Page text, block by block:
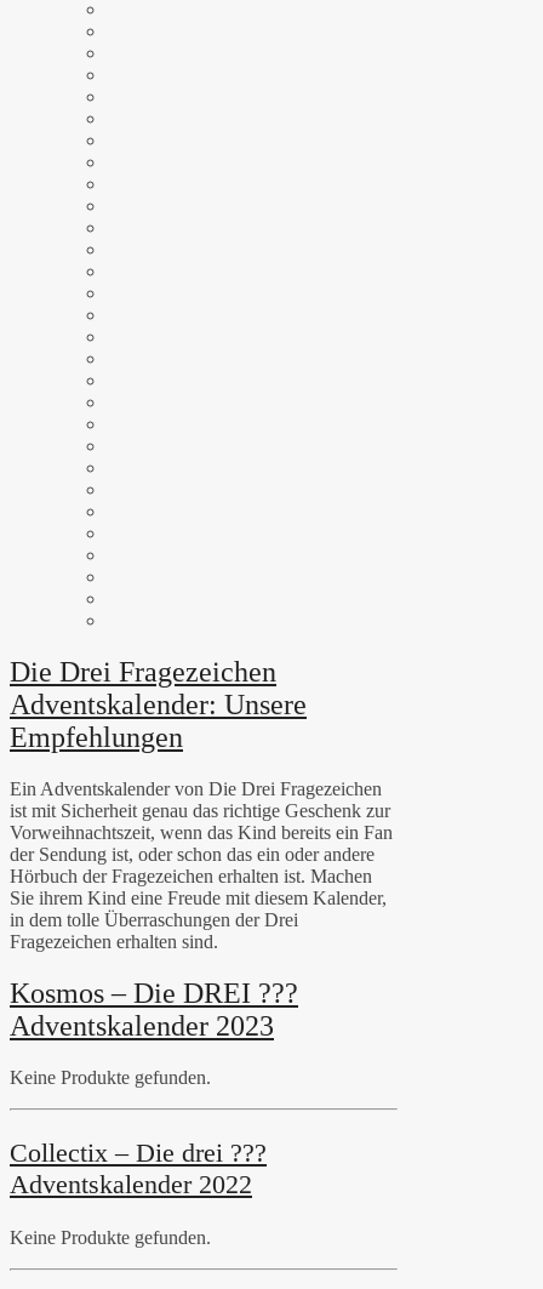
Die Drei Fragezeichen
Adventskalender: Unsere
Empfehlungen
Ein Adventskalender von Die Drei Fragezeichen
ist mit Sicherheit genau das richtige Geschenk zur
Vorweihnachtszeit, wenn das Kind bereits ein Fan
der Sendung ist, oder schon das ein oder andere
Hörbuch der Fragezeichen erhalten ist. Machen
Sie ihrem Kind eine Freude mit diesem Kalender,
in dem tolle Überraschungen der Drei
Fragezeichen erhalten sind.
Kosmos – Die DREI ???
Adventskalender 2023
Keine Produkte gefunden.
Collectix – Die drei ???
Adventskalender 2022
Keine Produkte gefunden.